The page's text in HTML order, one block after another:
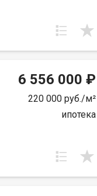
6 556 000 ₽
220 000 руб./м²
ипотека